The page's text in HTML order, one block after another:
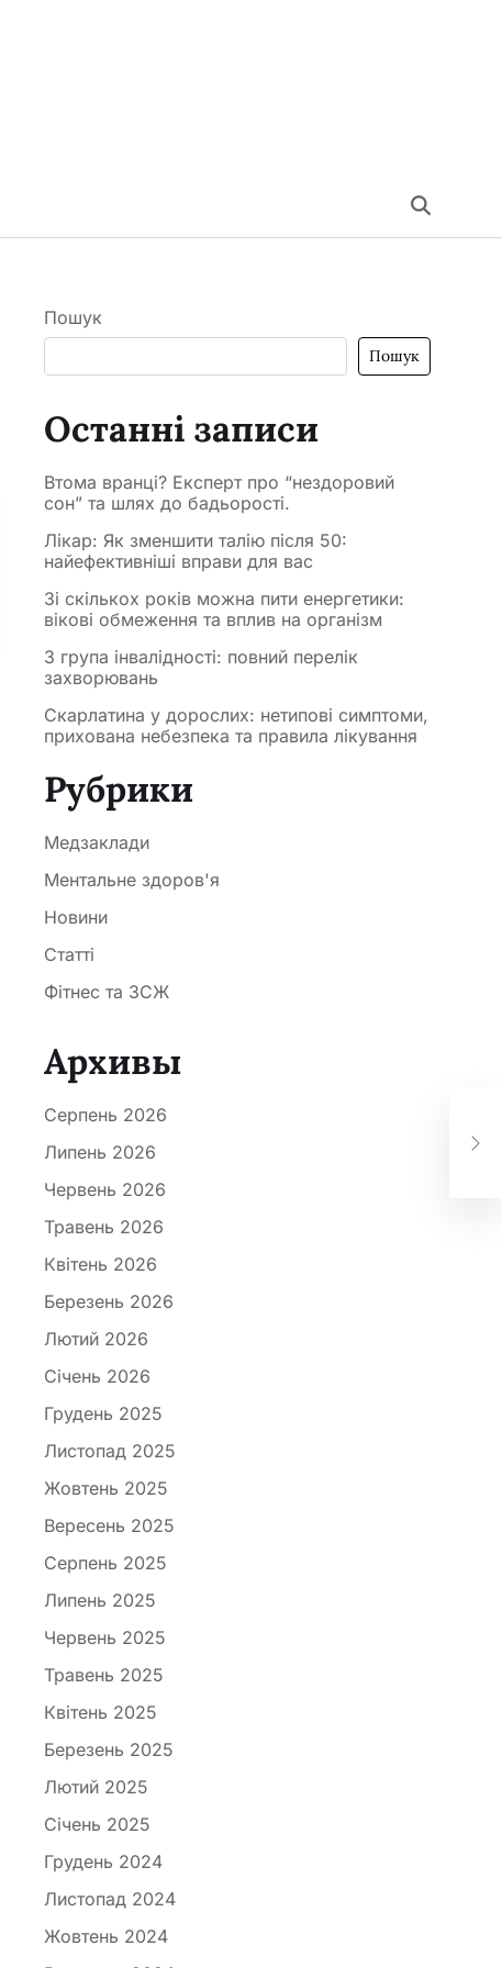
Пошук
Пошук
Останні записи
Втома вранці? Експерт про “нездоровий
сон” та шлях до бадьорості.
Лікар: Як зменшити талію після 50:
найефективніші вправи для вас
Зі скількох років можна пити енергетики:
вікові обмеження та вплив на організм
3 група інвалідності: повний перелік
захворювань
Скарлатина у дорослих: нетипові симптоми,
прихована небезпека та правила лікування
Рубрики
Медзаклади
Ментальне здоров'я
Новини
Статті
Фітнес та ЗСЖ
Архивы
Серпень 2026
Липень 2026
Червень 2026
Травень 2026
Квітень 2026
Березень 2026
Лютий 2026
Січень 2026
Грудень 2025
Листопад 2025
Жовтень 2025
Вересень 2025
Серпень 2025
Липень 2025
Червень 2025
Травень 2025
Квітень 2025
Березень 2025
Лютий 2025
Січень 2025
Грудень 2024
Листопад 2024
Жовтень 2024